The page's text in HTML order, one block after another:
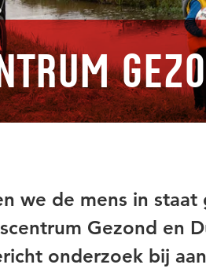
we de mens in
Gezond en
onderzoek bij